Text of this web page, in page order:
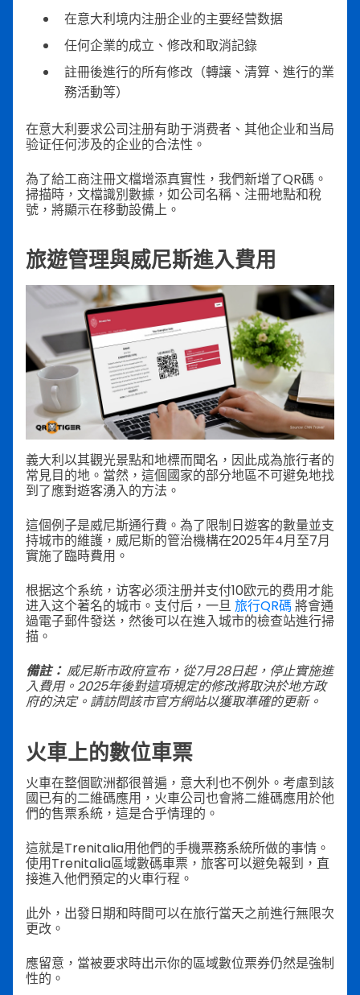
在意大利境内注册企业的主要经营数据
任何企業的成立、修改和取消記錄
註冊後進行的所有修改（轉讓、清算、進行的業
務活動等）
在意大利要求公司注册有助于消费者、其他企业和当局
验证任何涉及的企业的合法性。
為了給工商注冊文檔增添真實性，我們新增了QR碼。
掃描時，文檔識別數據，如公司名稱、注冊地點和稅
號，將顯示在移動設備上。
旅遊管理與威尼斯進入費用
義大利以其觀光景點和地標而聞名，因此成為旅行者的
常見目的地。當然，這個國家的部分地區不可避免地找
到了應對遊客湧入的方法。
這個例子是威尼斯通行費。為了限制日遊客的數量並支
持城市的維護，威尼斯的管治機構在2025年4月至7月
實施了臨時費用。
根据这个系统，访客必须注册并支付10欧元的费用才能
进入这个著名的城市。支付后，一旦 旅行QR碼 將會通
過電子郵件發送，然後可以在進入城市的檢查站進行掃
描。
備註： 威尼斯市政府宣布，從7月28日起，停止實施進
入費用。2025年後對這項規定的修改將取決於地方政
府的決定。請訪問該市官方網站以獲取準確的更新。
火車上的數位車票
火車在整個歐洲都很普遍，意大利也不例外。考慮到該
國已有的二維碼應用，火車公司也會將二維碼應用於他
們的售票系統，這是合乎情理的。
這就是Trenitalia用他們的手機票務系統所做的事情。
使用Trenitalia區域數碼車票，旅客可以避免報到，直
接進入他們預定的火車行程。
此外，出發日期和時間可以在旅行當天之前進行無限次
更改。
應留意，當被要求時出示你的區域數位票券仍然是強制
性的。